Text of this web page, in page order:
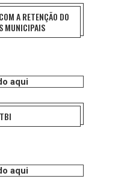
A RETENÇÃO DO
MUNICIPAIS
aqui
aqui